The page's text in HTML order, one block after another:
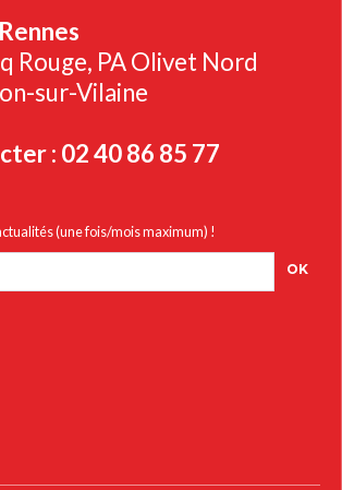
Rouge, PA Olivet Nord
sur-Vilaine
: 02 40 86 85 77
(une fois/mois maximum) !
OK